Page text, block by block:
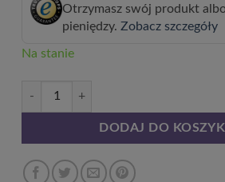
Otrzymasz swój produkt
pieniędzy.Zobacz szczegóły
Na stanie
ilość Clematis botaniczny 'Bill Mackenzie'
DODAJ DO